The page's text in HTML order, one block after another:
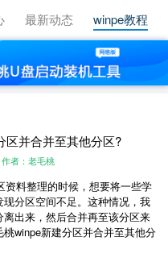
最新动态 winpe教程
区并合并至其他分区?
作者：老毛桃
料整理的时候，想要将一些学
分区空间不足。这种情况，我
出来，然后合并再至该分区来
winpe新建分区并合并至其他分